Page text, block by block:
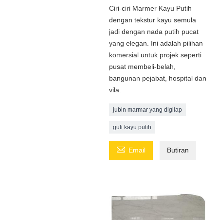
Ciri-ciri Marmer Kayu Putih
dengan tekstur kayu semula
jadi dengan nada putih pucat
yang elegan. Ini adalah pilihan
komersial untuk projek seperti
pusat membeli-belah,
bangunan pejabat, hospital dan
vila.
jubin marmar yang digilap
guli kayu putih
 Email Butiran